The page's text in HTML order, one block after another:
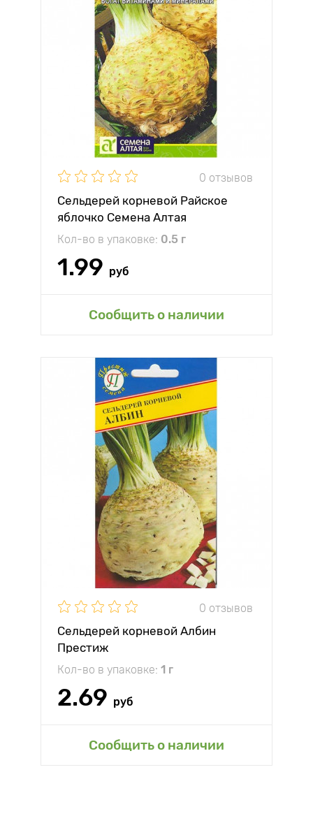
0 отзывов
Сельдерей корневой Райское
яблочко Семена Алтая
Кол-во в упаковке: 0.5 г
1.99 руб
Сообщить о наличии
0 отзывов
Сельдерей корневой Албин
Престиж
Кол-во в упаковке: 1 г
2.69 руб
Сообщить о наличии